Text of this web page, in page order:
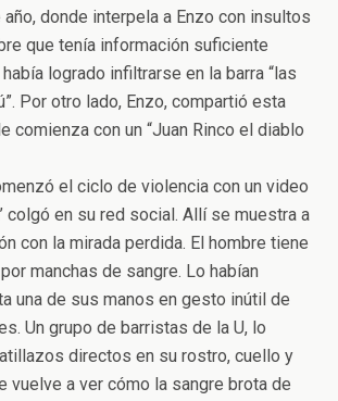
donde interpela a Enzo con insultos
que tenía información suficiente
logrado infiltrarse en la barra “las
Por otro lado, Enzo, compartió esta
comienza con un “Juan Rinco el diablo
el ciclo de violencia con un video
colgó en su red social. Allí se muestra a
con la mirada perdida. El hombre tiene
manchas de sangre. Lo habían
una de sus manos en gesto inútil de
Un grupo de barristas de la U, lo
directos en su rostro, cuello y
vuelve a ver cómo la sangre brota de